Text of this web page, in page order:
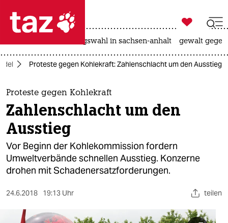
 taz zahl ich
taz zahl ich
themen
politik
öko
gesellschaft
sport

taz zahl ich
landtagswahl in sachsen-anhalt gewalt
Proteste gegen Kohlekraft: Zahlenschlacht um den Ausstieg
Proteste gegen Kohlekraft
Zahlenschlacht um den
Ausstieg
Vor Beginn der Kohlekommission fordern
Umweltverbände schnellen Ausstieg. Konzerne
drohen mit Schadenersatzforderungen.
24.6.2018 19:13 Uhr teilen